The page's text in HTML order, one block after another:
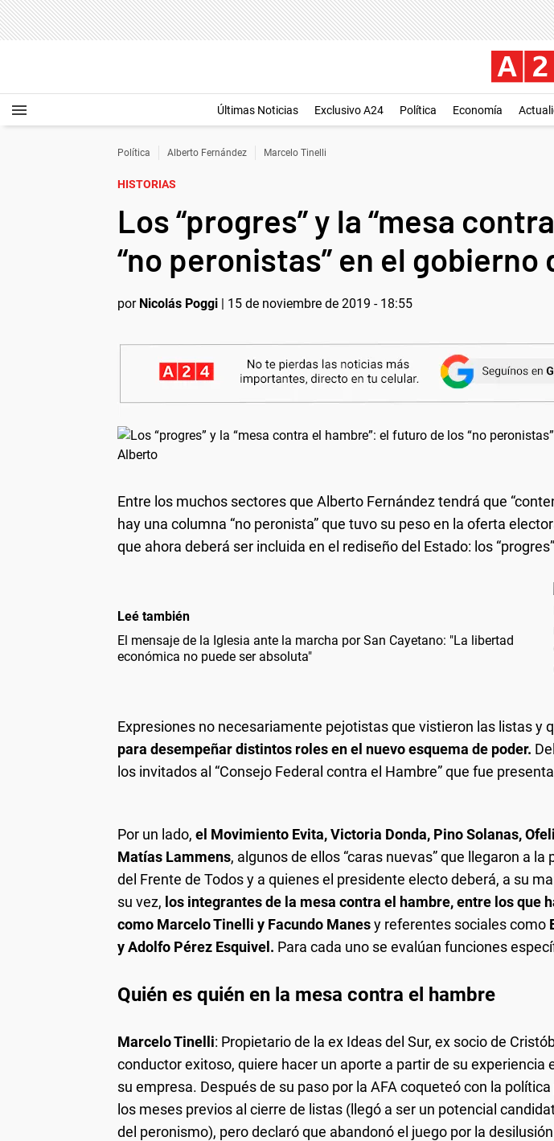
Últimas Noticias Exclusivo A24 Política Economía
Política Alberto Fernández Marcelo Tinelli
HISTORIAS
Los “progres” y la “mesa
“no peronistas” en el gobierno
por Nicolás Poggi | 15 de noviembre de 2019 - 18:55
Entre los muchos sectores que Alberto Fernández tendrá que
hay una columna “no peronista” que tuvo su peso en la oferta
que ahora deberá ser incluida en el rediseño del Estado: los
Leé también
El mensaje de la Iglesia ante la marcha por San Cayetano: "La libertad
económica no puede ser absoluta"
Expresiones no necesariamente pejotistas que vistieron las listas y
para desempeñar distintos roles en el nuevo esquema de poder.
los invitados al “Consejo Federal contra el Hambre” que fue
Por un lado, el Movimiento Evita, Victoria Donda, Pino Solanas,
Matías Lammens, algunos de ellos “caras nuevas” que llegaron a la
del Frente de Todos y a quienes el presidente electo deberá, a su
su vez, los integrantes de la mesa contra el hambre, entre los que
como Marcelo Tinelli y Facundo Manesy referentes sociales como
y Adolfo Pérez Esquivel. Para cada uno se evalúan funciones
Quién es quién en la mesa contra el hambre
Marcelo Tinelli: Propietario de la ex Ideas del Sur, ex socio de
conductor exitoso, quiere hacer un aporte a partir de su experiencia
su empresa. Después de su paso por la AFA coqueteó con la
los meses previos al cierre de listas (llegó a ser un potencial
del peronismo), pero declaró que abandonó el juego por la